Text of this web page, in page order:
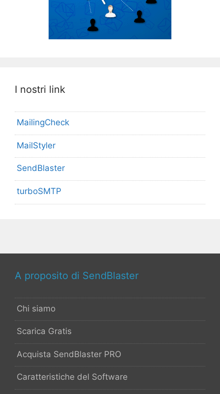
I nostri link
MailingCheck
MailStyler
SendBlaster
turboSMTP
A proposito di SendBlaster
Chi siamo
Scarica Gratis
Acquista SendBlaster PRO
Caratteristiche del Software